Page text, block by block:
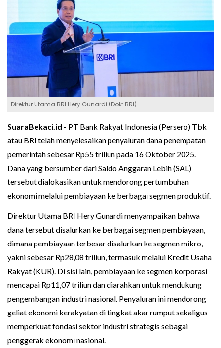
Direktur Utama BRI Hery Gunardi (Dok: BRI)
SuaraBekaci.id - PT Bank Rakyat Indonesia (Persero) Tbk
atau BRI telah menyelesaikan penyaluran dana penempatan
pemerintah sebesar Rp55 triliun pada 16 Oktober 2025.
Dana yang bersumber dari Saldo Anggaran Lebih (SAL)
tersebut dialokasikan untuk mendorong pertumbuhan
ekonomi melalui pembiayaan ke berbagai segmen produktif.
Direktur Utama BRI Hery Gunardi menyampaikan bahwa
dana tersebut disalurkan ke berbagai segmen pembiayaan,
dimana pembiayaan terbesar disalurkan ke segmen mikro,
yakni sebesar Rp28,08 triliun, termasuk melalui Kredit Usaha
Rakyat (KUR). Di sisi lain, pembiayaan ke segmen korporasi
mencapai Rp11,07 triliun dan diarahkan untuk mendukung
pengembangan industri nasional. Penyaluran ini mendorong
geliat ekonomi kerakyatan di tingkat akar rumput sekaligus
memperkuat fondasi sektor industri strategis sebagai
penggerak ekonomi nasional.